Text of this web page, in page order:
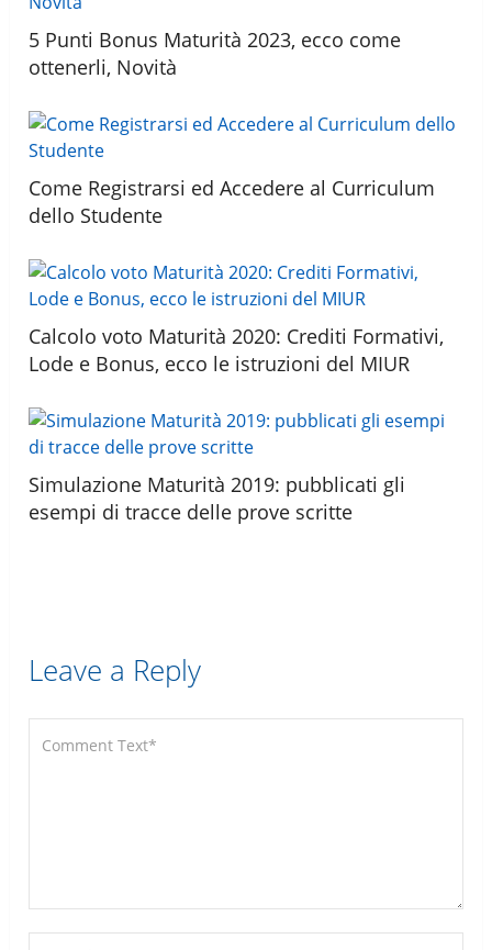
5 Punti Bonus Maturità 2023, ecco come
ottenerli, Novità
Come Registrarsi ed Accedere al Curriculum
dello Studente
Calcolo voto Maturità 2020: Crediti Formativi,
Lode e Bonus, ecco le istruzioni del MIUR
Simulazione Maturità 2019: pubblicati gli
esempi di tracce delle prove scritte
Leave a Reply